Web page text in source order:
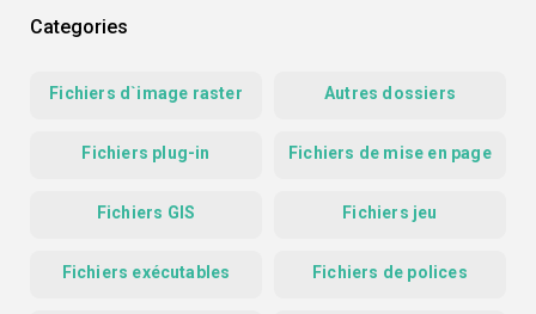
Categories
Fichiers d`image raster Autres dossiers
Fichiers plug-in Fichiers de mise en page
Fichiers GIS Fichiers jeu
Fichiers exécutables Fichiers de polices